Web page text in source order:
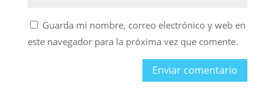
Guarda mi nombre, correo electrónico y web en
este navegador para la próxima vez que comente.